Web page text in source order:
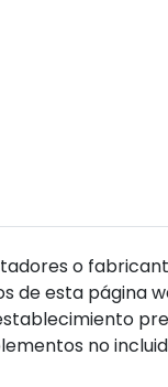
o
de esta página
no